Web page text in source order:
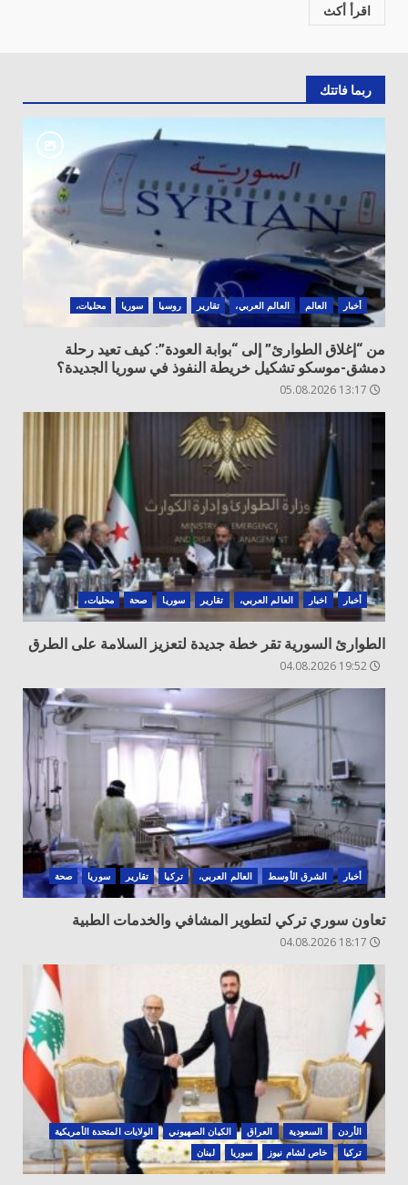
اقرأ أكث
ربما فاتتك
أخبار العالم العالم العربي، تقارير روسيا سوريا محليات،
من “إغلاق الطوارئ” إلى “بوابة العودة”: كيف تعيد رحلة
دمشق-موسكو تشكيل خريطة النفوذ في سوريا الجديدة؟
أخبار اخبار العالم العربي، تقارير سوريا صحة محليات،
الطوارئ السورية تقر خطة جديدة لتعزيز السلامة على الطرق
أخبار الشرق الأوسط العالم العربي، تركيا تقارير سوريا صحة
تعاون سوري تركي لتطوير المشافي والخدمات الطبية
الأردن السعودية العراق الكيان الصهيوني
الولايات المتحدة الأمريكية
تركيا
خاص لشام نيوز سوريا لبنان